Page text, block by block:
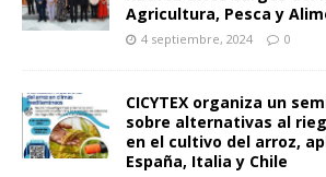
Agricultura, Pesca y
4 septiembre, 2024 0
CICYTEX organiza un
sobre alternativas al
en el cultivo del arroz,
España, Italia y Chile